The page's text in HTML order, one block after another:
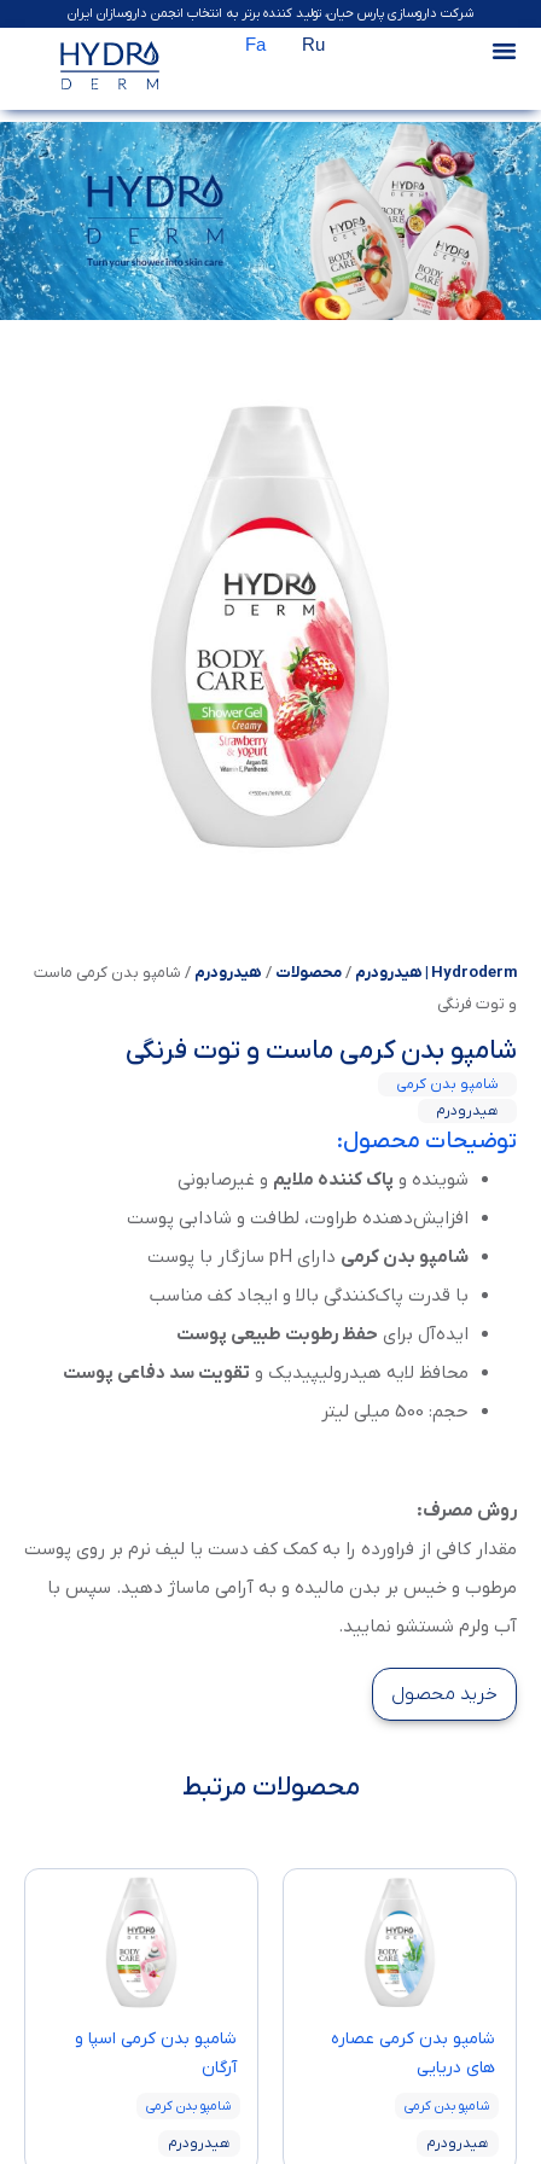
شرکت داروسازی پارس حیان، تولید کننده برتر به انتخاب انجمن داروسازان ایران
Fa Ru
Hydroderm | هیدرودرم /محصولات / هیدرودرم / شامپو بدن کرمی ماست
و توت فرنگی
شامپو بدن کرمی ماست و توت فرنگی
شامپو بدن کرمی
هیدرودرم
توضیحات محصول:
شوینده و پاک‌ کننده ملایم و غیرصابونی
افزایش‌دهنده طراوت، لطافت و شادابی پوست
شامپو بدن کرمی دارای pH سازگار با پوست
با قدرت پاک‌کنندگی بالا و ایجاد کف مناسب
ایده‌آل برای حفظ رطوبت طبیعی پوست
محافظ لایه هیدرولیپیدیک و تقویت سد دفاعی پوست
حجم: 500 میلی لیتر
روش مصرف:
مقدار کافی از فراورده را به کمک کف دست یا لیف نرم بر روی پوست
مرطوب و خیس بر بدن مالیده و به آرامی ماساژ دهید. سپس با
آب ولرم شستشو نمایید.
خرید محصول
محصولات مرتبط
شامپو بدن کرمی عصاره
های دریایی
شامپو بدن کرمی
هیدرودرم
شامپو بدن کرمی اسپا و
آرگان
شامپو بدن کرمی
هیدرودرم